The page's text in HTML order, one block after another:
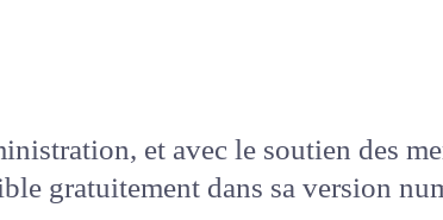
et avec le soutien des
gratuitementdans sa